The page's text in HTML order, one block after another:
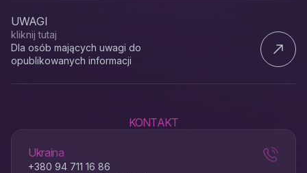
UWAGI
kliknij tutaj
Dla osób mających uwagi do
opublikowanych informacji
KONTAKT
Ukraina
+380 94 711 16 86